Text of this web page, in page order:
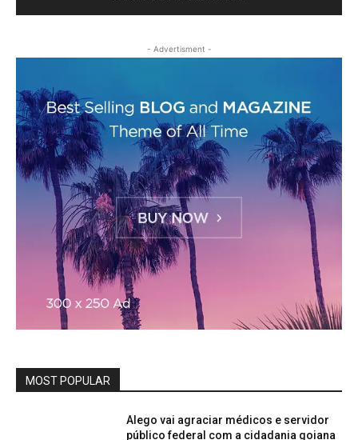
- Advertisment -
MOST POPULAR
Alego vai agraciar médicos e servidor
público federal com a cidadania goiana